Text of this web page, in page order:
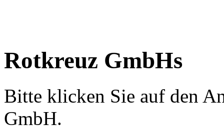
Rotkreuz GmbHs
Bitte klicken Sie auf den
GmbH.